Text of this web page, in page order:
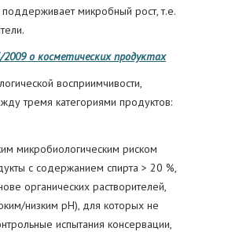
микробный рост, т.е.
о косметических продуктах
восприимчивости,
тремя категориями продуктов:
микробиологическим риском
с содержанием спирта > 20 %,
органических растворителей,
низким pH), для которых не
испытания консервации,